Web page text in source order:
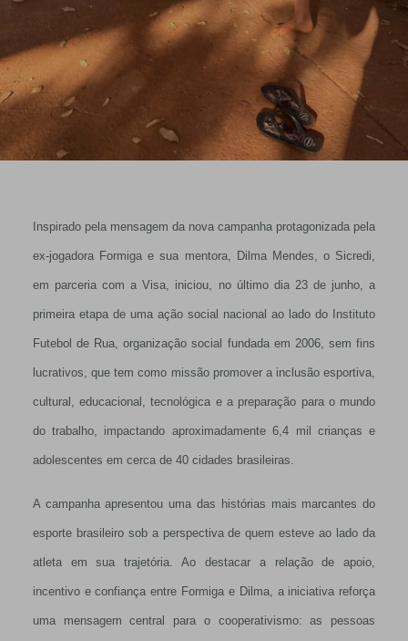
Inspirado pela mensagem da nova campanha protagonizada pela
ex-jogadora Formiga e sua mentora, Dilma Mendes, o Sicredi,
em parceria com a Visa, iniciou, no último dia 23 de junho, a
primeira etapa de uma ação social nacional ao lado do Instituto
Futebol de Rua, organização social fundada em 2006, sem fins
lucrativos, que tem como missão promover a inclusão esportiva,
cultural, educacional, tecnológica e a preparação para o mundo
do trabalho, impactando aproximadamente 6,4 mil crianças e
adolescentes em cerca de 40 cidades brasileiras.
A campanha apresentou uma das histórias mais marcantes do
esporte brasileiro sob a perspectiva de quem esteve ao lado da
atleta em sua trajetória. Ao destacar a relação de apoio,
incentivo e confiança entre Formiga e Dilma, a iniciativa reforça
uma mensagem central para o cooperativismo: as pessoas